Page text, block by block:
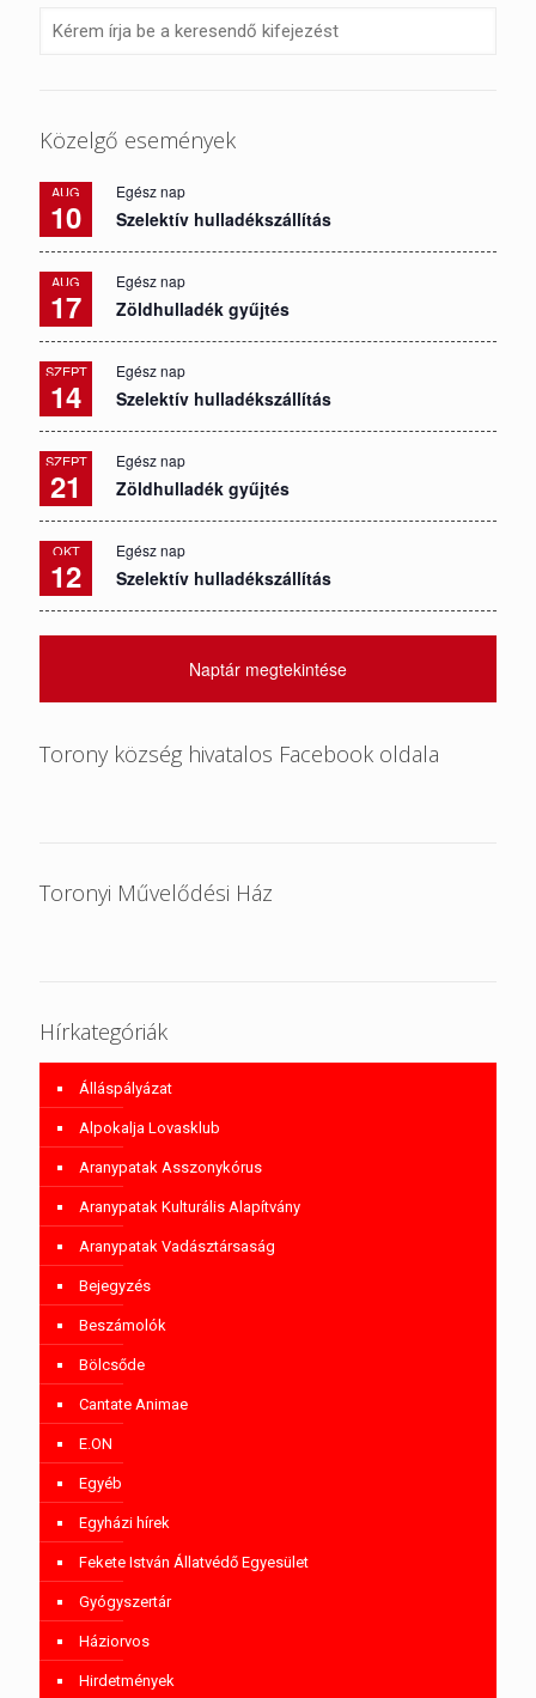
Közelgő események
AUG
10
Egész nap
Szelektív hulladékszállítás
AUG
17
Egész nap
Zöldhulladék gyűjtés
SZEPT
14
Egész nap
Szelektív hulladékszállítás
SZEPT
21
Egész nap
Zöldhulladék gyűjtés
OKT
12
Egész nap
Szelektív hulladékszállítás
Naptár megtekintése
Torony község hivatalos Facebook oldala
Toronyi Művelődési Ház
Hírkategóriák
Álláspályázat
Alpokalja Lovasklub
Aranypatak Asszonykórus
Aranypatak Kulturális Alapítvány
Aranypatak Vadásztársaság
Bejegyzés
Beszámolók
Bölcsőde
Cantate Animae
E.ON
Egyéb
Egyházi hírek
Fekete István Állatvédő Egyesület
Gyógyszertár
Háziorvos
Hirdetmények